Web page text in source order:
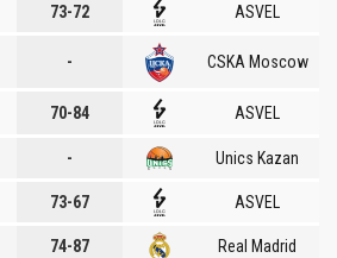
73-72 ASVEL
- CSKA Moscow
70-84 ASVEL
- Unics Kazan
73-67 ASVEL
74-87 Real Madrid